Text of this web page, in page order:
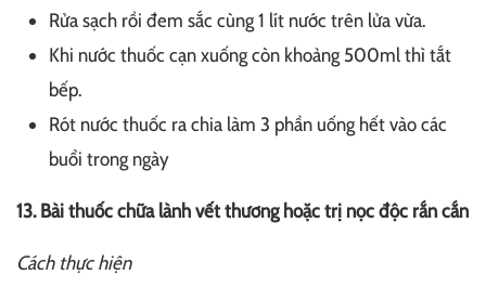
Rửa sạch rồi đem sắc cùng 1 lít nước trên lửa vừa.
Khi nước thuốc cạn xuống còn khoảng 500ml thì tắt
bếp.
Rót nước thuốc ra chia làm 3 phần uống hết vào các
buổi trong ngày
13. Bài thuốc chữa lành vết thương hoặc trị nọc độc rắn cắn
Cách thực hiện